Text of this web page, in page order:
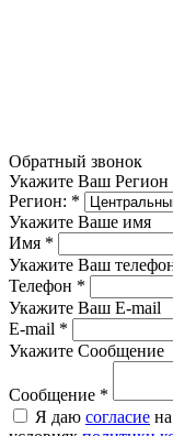
Обратный звонок
Укажите Ваш Регион
Регион: *
Укажите Ваше имя
Имя *
Укажите Ваш
Телефон *
Укажите Ваш E-mail
E-mail *
Укажите Сообщение
Сообщение *
Я даю согласие